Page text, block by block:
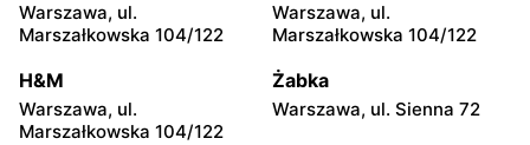
Żabka Żabka
Żabka
Warszawa, ul. Prosta 2/14
Żabka
Warszawa, ul.
Marszałkowska 104/122
Warszawa, ul.
Marszałkowska 104/122
H&M
Warszawa, ul.
Marszałkowska 104/122
Żabka
Warszawa, ul. Sienna 72